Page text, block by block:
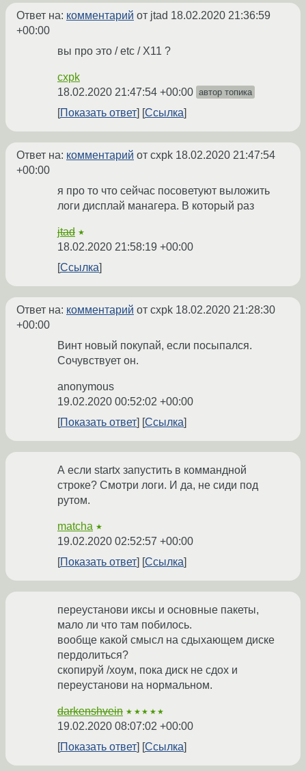
Ответ на: комментарий от jtad 18.02.2020 21:36:59
+00:00
вы про это / etc / X11 ?
cxpk
18.02.2020 21:47:54 +00:00 автор топика
Показать ответ Ссылка
Ответ на: комментарий от cxpk 18.02.2020 21:47:54
+00:00
я про то что сейчас посоветуют выложить
логи дисплай манагера. В который раз
jtad ★
18.02.2020 21:58:19 +00:00
Ссылка
Ответ на: комментарий от cxpk 18.02.2020 21:28:30
+00:00
Винт новый покупай, если посыпался.
Сочувствует он.
anonymous
19.02.2020 00:52:02 +00:00
Показать ответ
Ссылка
А если startx запустить в коммандной
строке? Смотри логи. И да, не сиди под
рутом.
matcha ★
19.02.2020 02:52:57 +00:00
Показать ответ
Ссылка
переустанови иксы и основные пакеты,
мало ли что там побилось.
вообще какой смысл на сдыхающем диске
пердолиться?
скопируй /хоум, пока диск не сдох и
переустанови на нормальном.
darkenshvein ★★★★★
19.02.2020 08:07:02 +00:00
Показать ответ
Ссылка